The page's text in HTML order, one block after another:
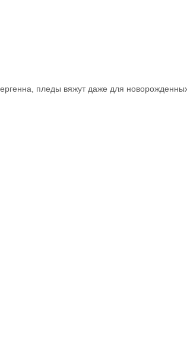
пледы вяжут даже для новорожденных